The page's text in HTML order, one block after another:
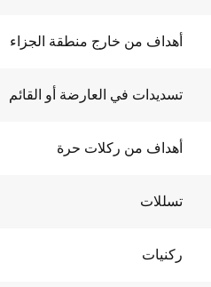
أهداف من خارج منطقة الجزاء
تسديدات في العارضة أو القائم
أهداف من ركلات حرة
تسللات
ركنيات